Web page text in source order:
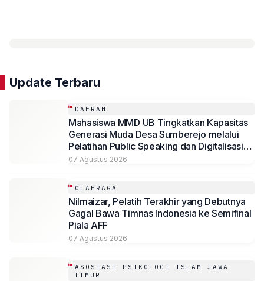
Update Terbaru
DAERAH
Mahasiswa MMD UB Tingkatkan Kapasitas
Generasi Muda Desa Sumberejo melalui
Pelatihan Public Speaking dan Digitalisasi
Potensi Desa
07 Agustus 2026
OLAHRAGA
Nilmaizar, Pelatih Terakhir yang Debutnya
Gagal Bawa Timnas Indonesia ke Semifinal
Piala AFF
07 Agustus 2026
ASOSIASI PSIKOLOGI ISLAM JAWA
TIMUR